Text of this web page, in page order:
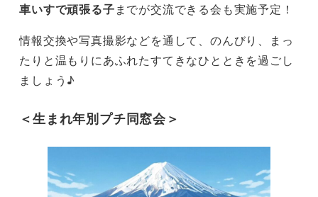
車いすで頑張る子までが交流できる会も実施予定！
情報交換や写真撮影などを通して、のんびり、まっ
たりと温もりにあふれたすてきなひとときを過ごし
ましょう♪
＜生まれ年別プチ同窓会＞